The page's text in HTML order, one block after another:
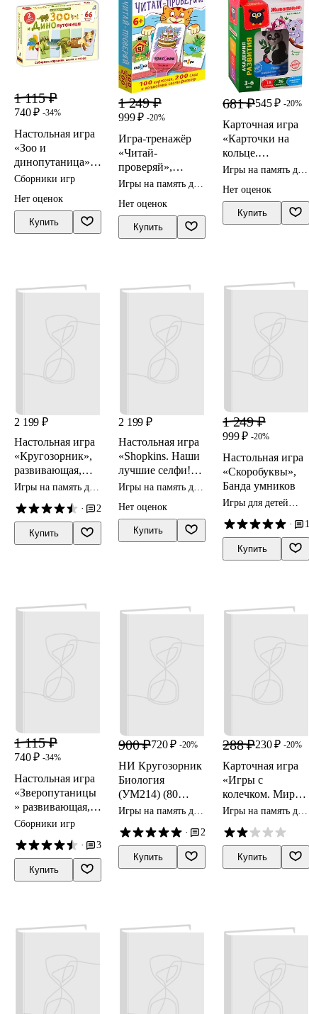
1 115 ₽
740 ₽ -34%
Настольная игра
«Зоо и
динопутаница»
развивающая,
Сборники игр
Нет оценок
Купить
1 249 ₽
999 ₽ -20%
Игра-тренажёр
«Читай-
проверяй»,
Дрофа-Медиа
Игры на память для
Нет оценок
Купить
681 ₽545 ₽ -20%
Карточная игра
«Карточки на
кольце.
Животные»,
Игры на память для
Нет оценок
Купить
2 199 ₽
Настольная игра
«Кругозорник»,
развивающая,
Банда умников
Игры на память для
·
2
Купить
2 199 ₽
Настольная игра
«Shopkins. Наши
лучшие селфи!»,
Selfie media
Игры на память для
Нет оценок
Купить
1 249 ₽
999 ₽ -20%
Настольная игра
«Скоробуквы»,
Банда умников
Игры для детей
·
1
Купить
1 115 ₽
740 ₽ -34%
Настольная игра
«Зверопутаницы
» развивающая,
Робинс
Сборники игр
·
3
Купить
900 ₽720 ₽ -20%
НИ Кругозорник
Биология
(УМ214) (80
карто
правила) (Банда
умников)
(коробка) (8+)
Игры на память для
·
2
Купить
288 ₽230 ₽ -20%
Карточная игра
«Игры с
колечком. Мир
сада-огорода»,
Игры на память для
Купить